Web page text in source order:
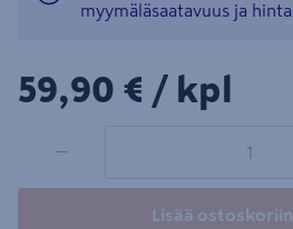
myymäläsaatavuus ja hinta
59,90€/kpl
59,90 € / kpl
−
Lisää ostoskoriin